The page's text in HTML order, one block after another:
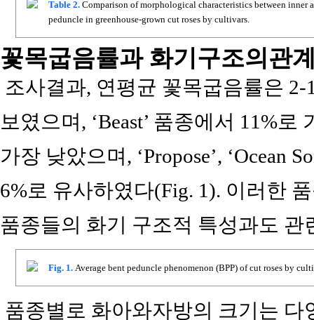
Table 2. Comparison of morphological characteristics between inner
peduncle in greenhouse-grown cut roses by cultivars.
꽃목굽음률과 화기구조의관
조사결과, 연평균 꽃목굽음률은
보였으며, ‘Beast’ 품종에서 11%로
가장 낮았으며, ‘Propose’, ‘Ocean
6%로 유사하였다(Fig. 1). 이러한
품종들의 화기 구조적 특성과도
Fig. 1. Average bent peduncle phenomenon (BPP) of cut roses by
품종별로 화아와자방의 크기는 다